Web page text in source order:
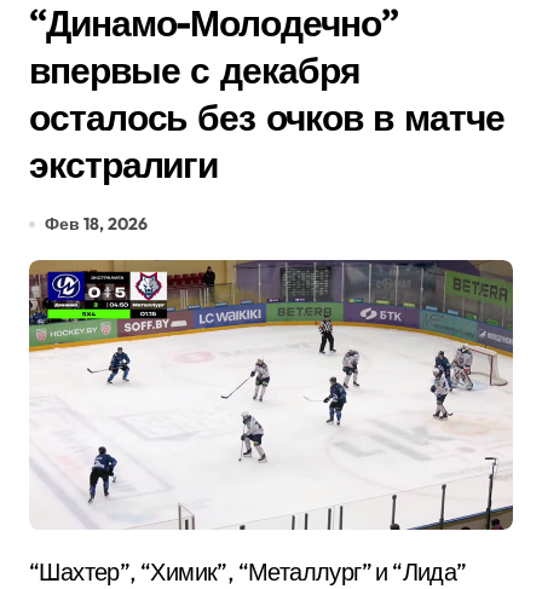
“Динамо-Молодечно”
впервые с декабря
осталось без очков в матче
экстралиги
Фев 18, 2026
“Шахтер”, “Химик”, “Металлург” и “Лида”